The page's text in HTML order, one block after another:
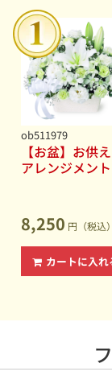
2026.07.07
【新ブランド】
っと自由に、も
2026.06.15
【ひまわり特
男性・女性を問
2026.06.15
【夏の花贈り特
いに◆暑い夏で
2026.06.15
【お盆（新盆・
2026.06.04
【セミオーダー
ザインしましょう
ob511979
【お盆】お供
アレンジメント
8,250 円（税込）
カートに入れ